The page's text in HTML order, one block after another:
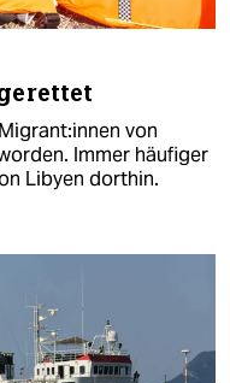
von
Immer häufiger
Libyen dorthin.